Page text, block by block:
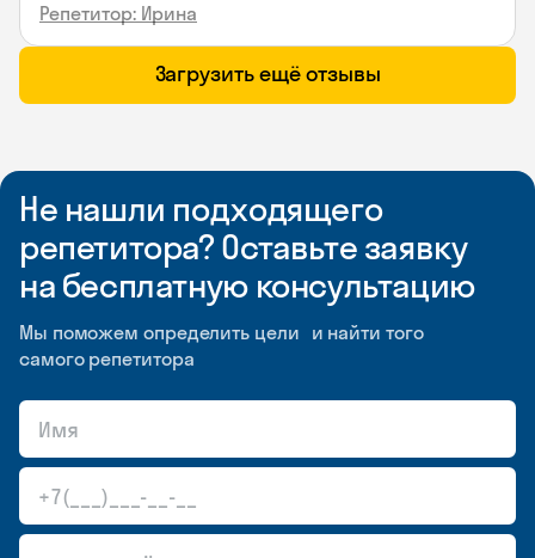
Репетитор: Ирина
Загрузить ещё отзывы
Не нашли подходящего
репетитора? Оставьте заявку
на бесплатную консультацию
Мы поможем определить цели и найти того
самого репетитора